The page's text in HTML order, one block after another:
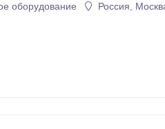
оборудование Россия,